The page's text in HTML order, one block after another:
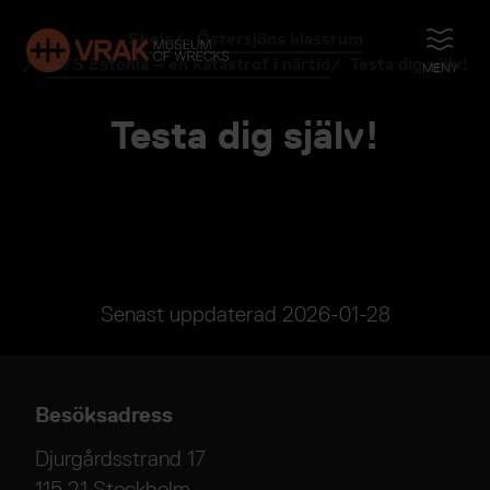
ÖPPNA
MENY
Skola
Östersjöns klassrum
M/S Estonia – en katastrof i närtid
Testa dig själv!
Testa dig själv!
Senast uppdaterad 2026-01-28
Besöksadress
Djurgårdsstrand 17